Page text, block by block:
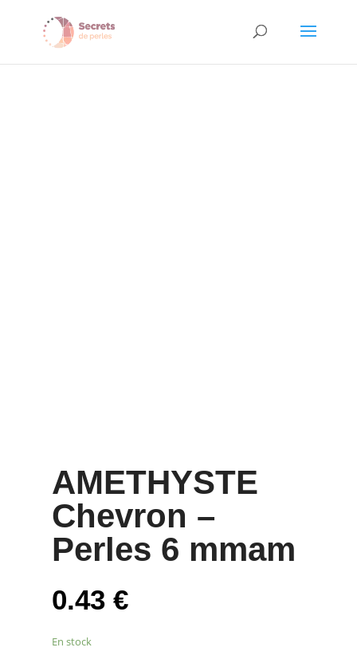
AMETHYSTE
Chevron –
Perles 6 mmam
0.43 €
En stock